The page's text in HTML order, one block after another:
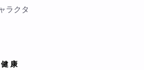
康
ラクタ